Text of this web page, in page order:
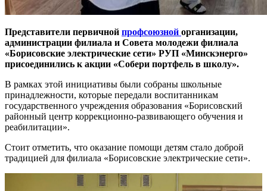
Представители первичной профсоюзной организации,
администрации филиала и Совета молодежи филиала
«Борисовские электрические сети» РУП «Минскэнерго»
присоединились к акции «Собери портфель в школу».
В рамках этой инициативы были собраны школьные
принадлежности, которые передали воспитанникам
государственного учреждения образования «Борисовский
районный центр коррекционно-развивающего обучения и
реабилитации».
Стоит отметить, что оказание помощи детям стало доброй
традицией для филиала «Борисовские электрические сети».